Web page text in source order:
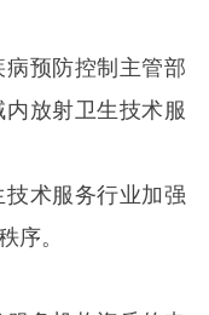
预防控制主管部
放射卫生技术服
术服务行业加强
序。